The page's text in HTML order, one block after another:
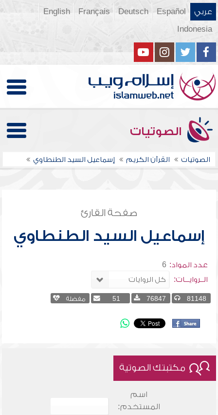
عربي Español
Deutsch
Français
English
Indonesia
الصوتيات
الصوتيات القرآن الكريم إسماعيل السيد الطنطاوي
صفحة القارئ
إسماعيل السيد الطنطاوي
عدد المواد: 6
الــروايـــات:
81148
76847
51 مفضلة
مكتبتك الصوتية
اسم
المستخدم: